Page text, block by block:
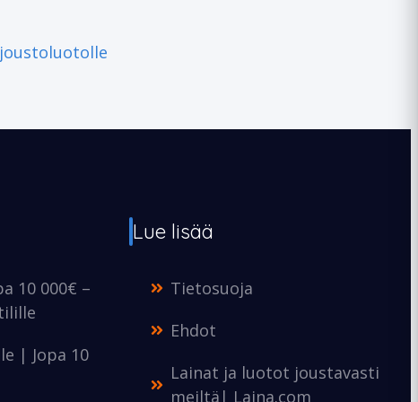
10 000€ –
| Jopa 10
Lue lisää
Tietosuoja
Ehdot
Lainat ja luotot joustavasti
meiltä| Laina.com